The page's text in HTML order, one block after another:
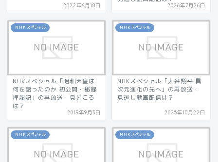
2022年6月18日 2026年7月26日
ＮＨＫスペシャル
NHKスペシャル「昭和天皇は
何を語ったのか 初公開・秘録
拝謁記」の再放送・見どころ
は？
2019年9月3日
ＮＨＫスペシャル
NHKスペシャル「大谷翔平 異
次元進化の先へ」の再放送・
見逃し動画配信は？
2025年10月22日
ＮＨＫスペシャル ＮＨＫスペシャル